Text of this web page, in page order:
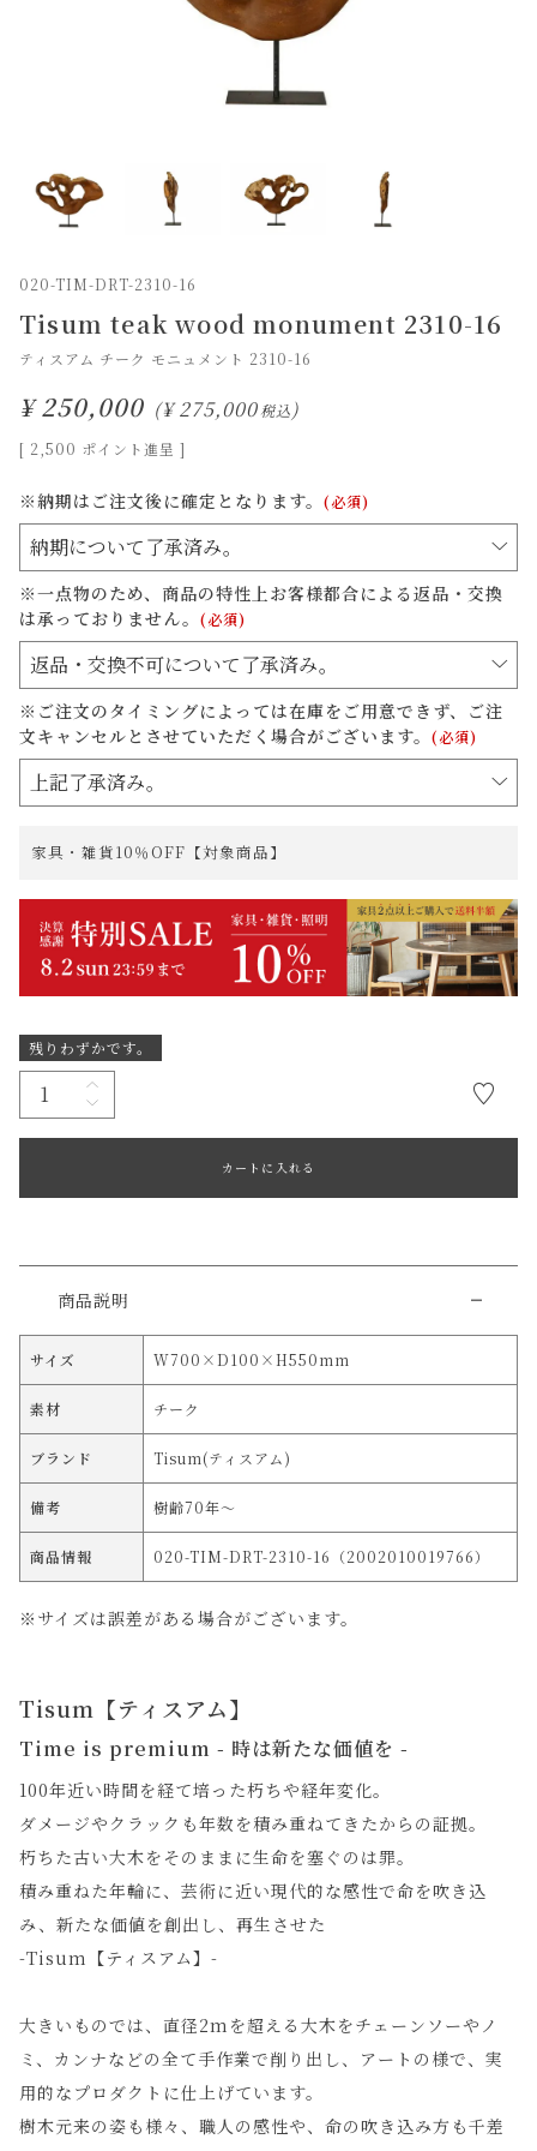
020-TIM-DRT-2310-16
Tisum teak wood monument 2310-16
ティスアム チーク モニュメント 2310-16
¥ 250,000 ¥ 275,000税込
[ 2,500 ポイント進呈 ]
※納期はご注文後に確定となります。 (必須)
※一点物のため、商品の特性上お客様都合による返品・交換
は承っておりません。 (必須)
※ご注文のタイミングによっては在庫をご用意できず、ご注
文キャンセルとさせていただく場合がございます。 (必須)
家具・雑貨10％OFF【対象商品】
残りわずかです。
カートに入れる
商品説明
サイズ W700×D100×H550mm
素材 チーク
ブランド Tisum(ティスアム)
備考 樹齢70年～
商品情報 020-TIM-DRT-2310-16（2002010019766）
※サイズは誤差がある場合がございます。
Tisum【ティスアム】
Time is premium - 時は新たな価値を -
100年近い時間を経て培った朽ちや経年変化。
ダメージやクラックも年数を積み重ねてきたからの証拠。
朽ちた古い大木をそのままに生命を塞ぐのは罪。
積み重ねた年輪に、芸術に近い現代的な感性で命を吹き込
み、新たな価値を創出し、再生させた
-Tisum【ティスアム】-
大きいものでは、直径2mを超える大木をチェーンソーやノ
ミ、カンナなどの全て手作業で削り出し、アートの様で、実
用的なプロダクトに仕上げています。
樹木元来の姿も様々、職人の感性や、命の吹き込み方も千差